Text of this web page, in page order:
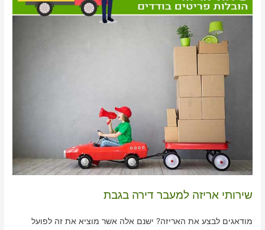
שירותי אריזה למעבר דירה בגבת
מודאגים לבצע את האריזה? ישנם אלה אשר מוציא את זה לפועל